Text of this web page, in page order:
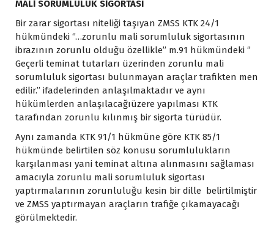
MALİ SORUMLULUK SİGORTASI
Bir zarar sigortası niteliği taşıyan ZMSS KTK 24/1
hükmündeki ‘’…zorunlu mali sorumluluk sigortasının
ibrazının zorunlu olduğu özellikle’’ m.91 hükmündeki ‘’
Geçerli teminat tutarları üzerinden zorunlu mali
sorumluluk sigortası bulunmayan araçlar trafikten men
edilir.’’ ifadelerinden anlaşılmaktadır ve aynı
hükümlerden anlaşılacağıüzere yapılması KTK
tarafından zorunlu kılınmış bir sigorta türüdür.
Aynı zamanda KTK 91/1 hükmüne göre KTK 85/1
hükmünde belirtilen söz konusu sorumlulukların
karşılanması yani teminat altına alınmasını sağlaması
amacıyla zorunlu mali sorumluluk sigortası
yaptırmalarının zorunluluğu kesin bir dille belirtilmiştir
ve ZMSS yaptırmayan araçların trafiğe çıkamayacağı
görülmektedir.